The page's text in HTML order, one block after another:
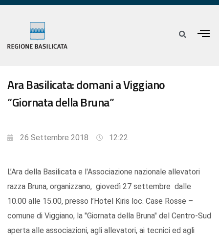
Ara Basilicata: domani a Viggiano
“Giornata della Bruna”
26 Settembre 2018 12:22
L’Ara della Basilicata e l'Associazione nazionale allevatori
razza Bruna, organizzano, giovedì 27 settembre dalle
10.00 alle 15.00, presso l’Hotel Kiris loc. Case Rosse –
comune di Viggiano, la "Giornata della Bruna" del Centro-Sud
aperta alle associazioni, agli allevatori, ai tecnici ed agli